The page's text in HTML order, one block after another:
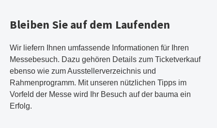
Bleiben Sie auf dem Laufenden
Wir liefern Ihnen umfassende Informationen für Ihren
Messebesuch. Dazu gehören Details zum Ticketverkauf
ebenso wie zum Ausstellerverzeichnis und
Rahmenprogramm. Mit unseren nützlichen Tipps im
Vorfeld der Messe wird Ihr Besuch auf der bauma ein
Erfolg.